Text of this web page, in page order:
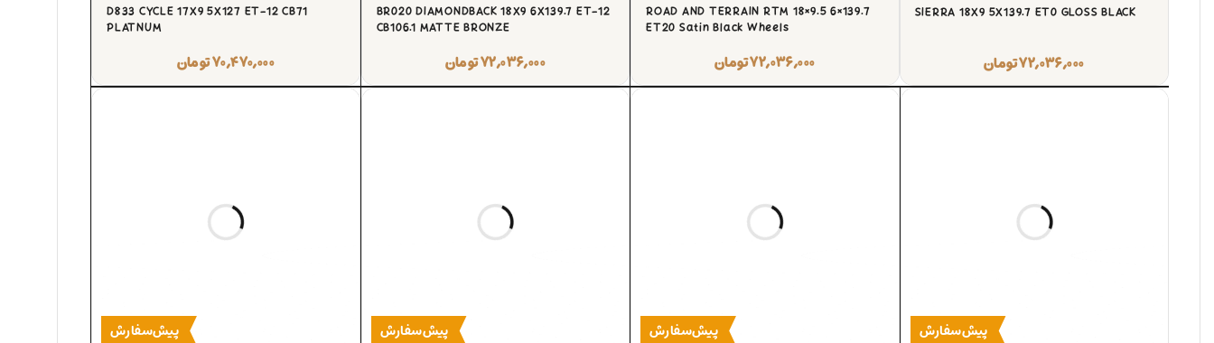
SIERRA 18X9 5X139.7 ET0 GLOSS BLACK
۷۲,۰۳۶,۰۰۰تومان
ROAD AND TERRAIN RTM 18×9.5 6×139.7
ET20 Satin Black Wheels
۷۲,۰۳۶,۰۰۰تومان
BR020 DIAMONDBACK 18X9 6X139.7 ET-12
CB106.1 MATTE BRONZE
۷۲,۰۳۶,۰۰۰تومان
D833 CYCLE 17X9 5X127 ET-12 CB71
PLATNUM
۷۰,۴۷۰,۰۰۰تومان
پیش‌سفارش پیش‌سفارش پیش‌سفارش پیش‌سفارش